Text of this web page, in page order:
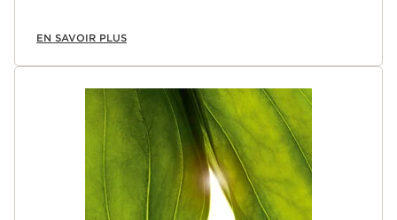
EN SAVOIR PLUS